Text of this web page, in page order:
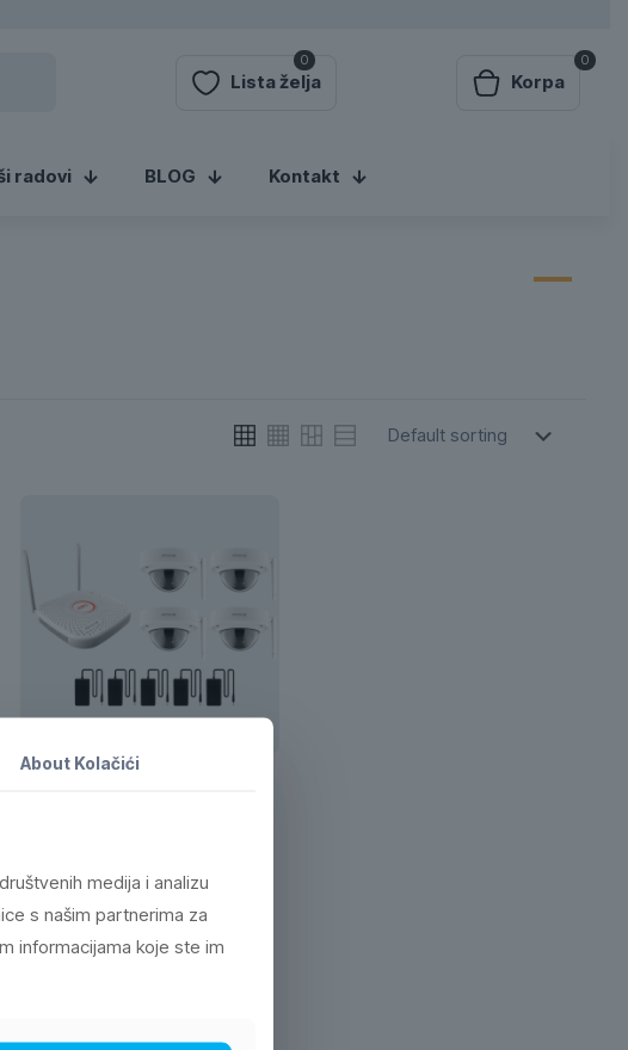
0
Lista želja
0
Korpa
radovi BLOG Kontakt
About Kolačići
medija i analizu
s našim partnerima za
informacijama koje ste im